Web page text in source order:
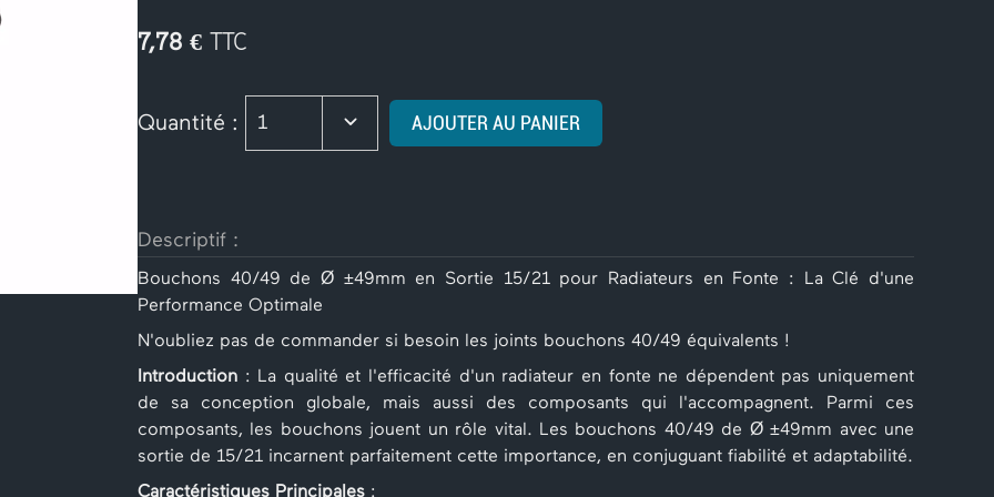
7,78 € TTC
Quantité : 1 AJOUTER AU PANIER
Descriptif :
Bouchons 40/49 de Ø ±49mm en Sortie 15/21 pour Radiateurs en Fonte : La Clé d'une
Performance Optimale
N'oubliez pas de commander si besoin les joints bouchons 40/49 équivalents !
Introduction : La qualité et l'efficacité d'un radiateur en fonte ne dépendent pas uniquement
de sa conception globale, mais aussi des composants qui l'accompagnent. Parmi ces
composants, les bouchons jouent un rôle vital. Les bouchons 40/49 de Ø ±49mm avec une
sortie de 15/21 incarnent parfaitement cette importance, en conjuguant fiabilité et adaptabilité.
Caractéristiques Principales :